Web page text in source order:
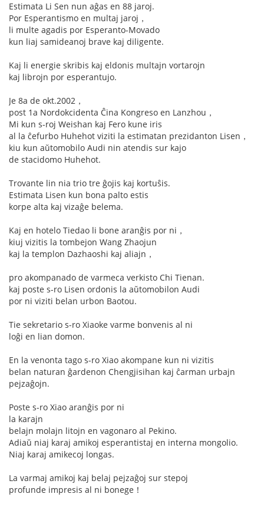
Estimata Li Sen nun aĝas en 88 jaroj.
Por Esperantismo en multaj jaroj，
li multe agadis por Esperanto-Movado
kun liaj samideanoj brave kaj diligente.
Kaj li energie skribis kaj eldonis multajn vortarojn
kaj librojn por esperantujo.
Je 8a de okt.2002，
post 1a Nordokcidenta Ĉina Kongreso en Lanzhou，
Mi kun s-roj Weishan kaj Fero kune iris
al la ĉefurbo Huhehot viziti la estimatan prezidanton Lisen，
kiu kun aŭtomobilo Audi nin atendis sur kajo
de stacidomo Huhehot.
Trovante lin nia trio tre ĝojis kaj kortuŝis.
Estimata Lisen kun bona palto estis
korpe alta kaj vizaĝe belema.
Kaj en hotelo Tiedao li bone aranĝis por ni，
kiuj vizitis la tombejon Wang Zhaojun
kaj la templon Dazhaoshi kaj aliajn，
pro akompanado de varmeca verkisto Chi Tienan.
kaj poste s-ro Lisen ordonis la aŭtomobilon Audi
por ni viziti belan urbon Baotou.
Tie sekretario s-ro Xiaoke varme bonvenis al ni
loĝi en lian domon.
En la venonta tago s-ro Xiao akompane kun ni vizitis
belan naturan ĝardenon Chengjisihan kaj ĉarman urbajn
pejzaĝojn.
Poste s-ro Xiao aranĝis por ni
la karajn
belajn molajn litojn en vagonaro al Pekino.
Adiaŭ niaj karaj amikoj esperantistaj en interna mongolio.
Niaj karaj amikecoj longas.
La varmaj amikoj kaj belaj pejzaĝoj sur stepoj
profunde impresis al ni bonege！